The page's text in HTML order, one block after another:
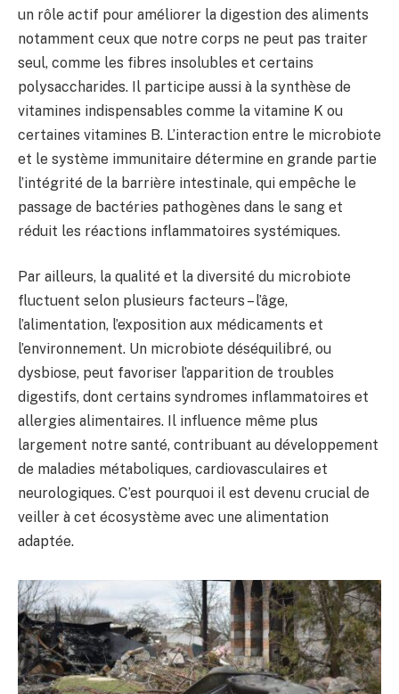
un rôle actif pour améliorer la digestion des aliments
notamment ceux que notre corps ne peut pas traiter
seul, comme les fibres insolubles et certains
polysaccharides. Il participe aussi à la synthèse de
vitamines indispensables comme la vitamine K ou
certaines vitamines B. L’interaction entre le microbiote
et le système immunitaire détermine en grande partie
l’intégrité de la barrière intestinale, qui empêche le
passage de bactéries pathogènes dans le sang et
réduit les réactions inflammatoires systémiques.
Par ailleurs, la qualité et la diversité du microbiote
fluctuent selon plusieurs facteurs – l’âge,
l’alimentation, l’exposition aux médicaments et
l’environnement. Un microbiote déséquilibré, ou
dysbiose, peut favoriser l’apparition de troubles
digestifs, dont certains syndromes inflammatoires et
allergies alimentaires. Il influence même plus
largement notre santé, contribuant au développement
de maladies métaboliques, cardiovasculaires et
neurologiques. C’est pourquoi il est devenu crucial de
veiller à cet écosystème avec une alimentation
adaptée.